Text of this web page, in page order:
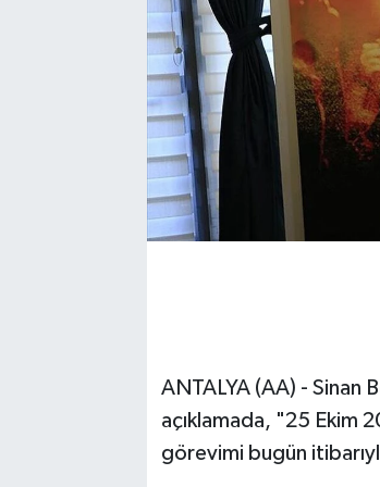
ANTALYA (AA) - Sinan
açıklamada, "25 Ekim
görevimi bugün